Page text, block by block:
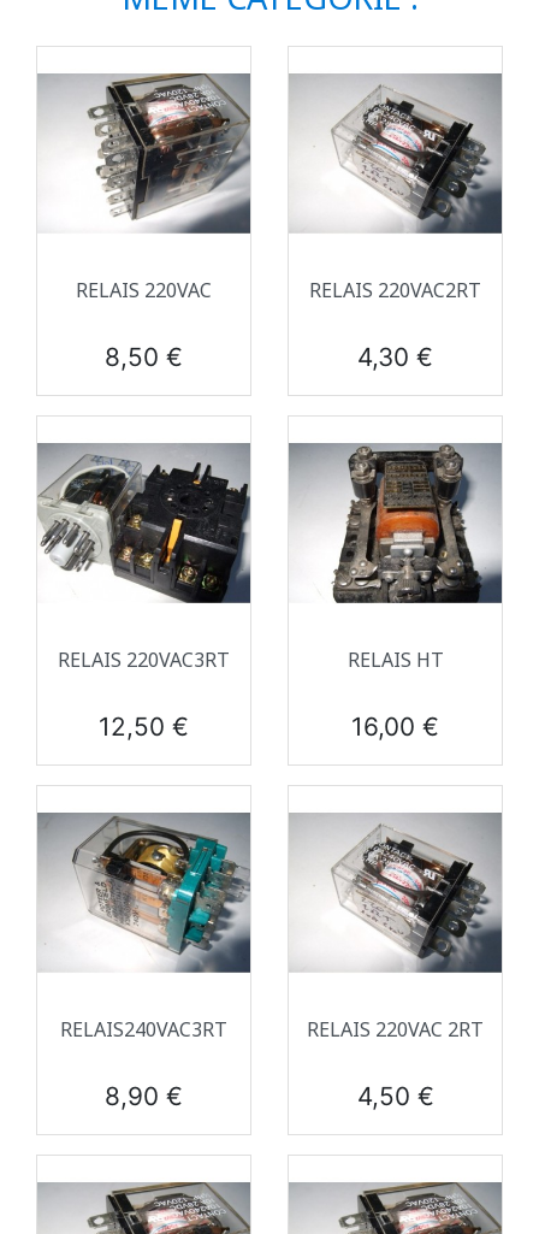
RELAIS 220VAC
Prix
8,50 €
RELAIS 220VAC2RT
Prix
4,30 €
RELAIS 220VAC3RT
Prix
12,50 €
RELAIS HT
Prix
16,00 €
RELAIS240VAC3RT
Prix
8,90 €
RELAIS 220VAC 2RT
Prix
4,50 €